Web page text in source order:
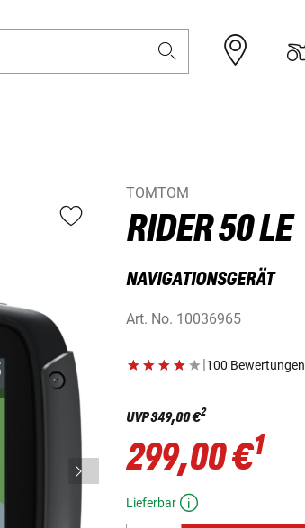
TOMTOM
RIDER 50 LE
NAVIGATIONSGERÄT
Art. No. 10036965
|100 Bewertungen
UVP349,00 €2
299,00 €1
Lieferbar